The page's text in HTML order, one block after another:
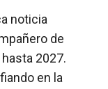
noticia
de
2027.
en la